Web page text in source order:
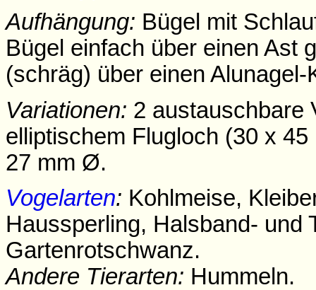
Aufhängung: Bügel mit
Bügel einfach über einen Ast
(schräg) über einen Alunagel-
Variationen: 2 austauschbare
elliptischem Flugloch (30 x
27 mm Ø.
Vogelarten: Kohlmeise,
Haussperling, Halsband- und
Gartenrotschwanz.
Andere Tierarten: Hummeln.